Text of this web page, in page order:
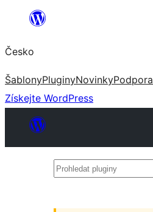
Přeskočit
obsah
Česko
ŠablonyPluginyNovinkyPodpora
Získejte WordPress
Prohledat